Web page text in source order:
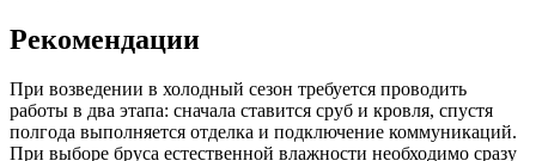
Рекомендации
При возведении в холодный сезон требуется проводить
работы в два этапа: сначала ставится сруб и кровля, спустя
полгода выполняется отделка и подключение коммуникаций.
При выборе бруса естественной влажности необходимо сразу